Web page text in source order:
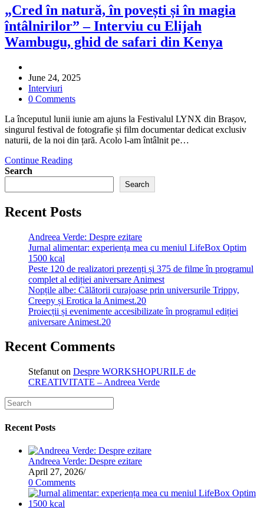
„Cred în natură, în povești și în magia
întâlnirilor” – Interviu cu Elijah
Wambugu, ghid de safari din Kenya
June 24, 2025
Interviuri
0 Comments
La începutul lunii iunie am ajuns la Festivalul LYNX din Brașov,
singurul festival de fotografie și film documentar dedicat exclusiv
naturii, de la noi din țară. Acolo l-am întâlnit pe…
Continue Reading
Search
Search
Recent Posts
Andreea Verde: Despre ezitare
Jurnal alimentar: experiența mea cu meniul LifeBox Optim
1500 kcal
Peste 120 de realizatori prezenți și 375 de filme în programul
complet al ediției aniversare Animest
Nopțile albe: Călătorii curajoase prin universurile Trippy,
Creepy și Erotica la Animest.20
Proiecții și evenimente accesibilizate în programul ediției
aniversare Animest.20
Recent Comments
Stefanut on Despre WORKSHOPURILE de
CREATIVITATE – Andreea Verde
Recent Posts
Andreea Verde: Despre ezitare
April 27, 2026/
0 Comments